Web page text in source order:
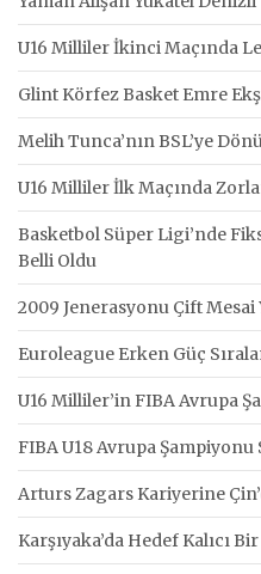
U16 Milliler İkinci Maçında
Glint Körfez Basket Emre
Melih Tunca’nın BSL’ye
U16 Milliler İlk Maçında
Basketbol Süper Ligi’nde
Belli Oldu
2009 Jenerasyonu Çift Mesai
Euroleague Erken Güç
U16 Milliler’in FIBA Avrupa
FIBA U18 Avrupa Şampiyonu
Arturs Zagars Kariyerine
Karşıyaka’da Hedef Kalıcı